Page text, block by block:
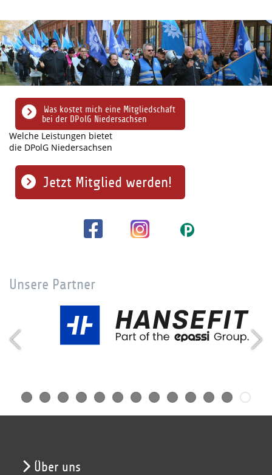
Was kostet mich eine Mitgliedschaft
bei der DPolG Niedersachsen
Welche Leistungen bietet
die DPolG Niedersachsen
Jetzt Mitglied werden!
Unsere Partner
Über uns